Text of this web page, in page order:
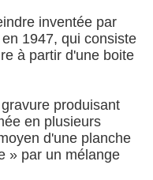
inventée par
1947, qui consiste
à partir d'une boite
produisant
en plusieurs
d'une planche
» par un mélange